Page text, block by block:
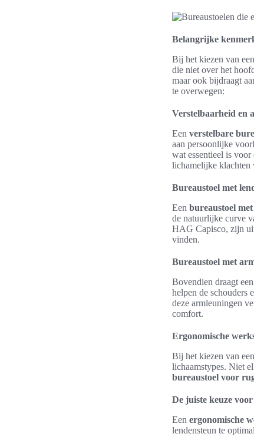
Belangrijke
Bij het kiezen van
die niet over het
maar ook bijdraagt
te overwegen:
Verstelbaarheid en
Een verstelbare
aan persoonlijke
wat essentieel is
lichamelijke klachten
Bureaustoel met
Een bureaustoel
de natuurlijke curve
HAG Capisco, zijn
vinden.
Bureaustoel met
Bovendien draagt een
helpen de schouders
deze armleuningen
comfort.
Ergonomische
Bij het kiezen van een
lichaamstypes. Niet
bureaustoel voor
De juiste keuze
Een ergonomische
lendensteun te